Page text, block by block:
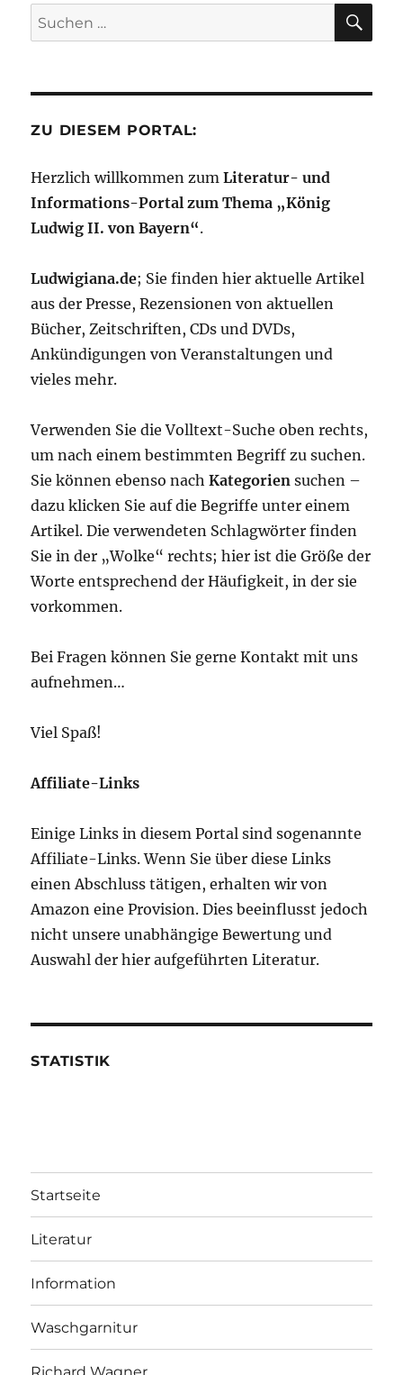
Suchen
nach:
ZU DIESEM PORTAL:
Herzlich willkommen zumLiteratur- und
Informations-Portal zum Thema „König
Ludwig II. von Bayern“.
Ludwigiana.de; Sie finden hier aktuelle Artikel
aus der Presse, Rezensionen von aktuellen
Bücher, Zeitschriften, CDs und DVDs,
Ankündigungen von Veranstaltungen und
vieles mehr.
Verwenden Sie die Volltext-Suche oben rechts,
um nach einem bestimmten Begriff zu suchen.
Sie können ebenso nachKategorien suchen –
dazu klicken Sie auf die Begriffe unter einem
Artikel. Die verwendeten Schlagwörter finden
Sie in der „Wolke“ rechts; hier ist die Größe der
Worte entsprechend der Häufigkeit, in der sie
vorkommen.
Bei Fragen können Sie gerne Kontakt mit uns
aufnehmen…
Viel Spaß!
Affiliate-Links
Einige Links in diesem Portal sind sogenannte
Affiliate-Links. Wenn Sie über diese Links
einen Abschluss tätigen, erhalten wir von
Amazon eine Provision. Dies beeinflusst jedoch
nicht unsere unabhängige Bewertung und
Auswahl der hier aufgeführten Literatur.
STATISTIK
Startseite
Literatur
Information
Waschgarnitur
Richard Wagner